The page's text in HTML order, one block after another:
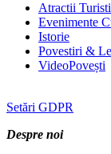
Atractii
Evenimente
Istorie
Povestiri &
VideoPovești
Setări GDPR
Despre noi